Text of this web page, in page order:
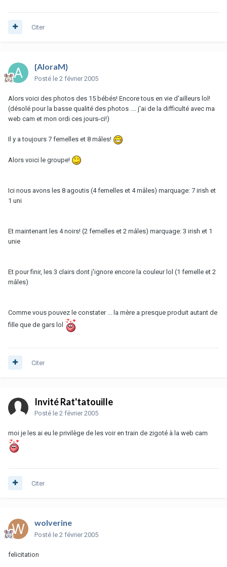
Citer
{AloraM}
Posté le 2 février 2005
Alors voici des photos des 15 bébés! Encore tous en vie d'ailleurs lol!
(désolé pour la basse qualité des photos .... j'ai de la difficulté avec ma
web cam et mon ordi ces jours-ci!)
Il y a toujours 7 femelles et 8 mâles!
Alors voici le groupe!
Ici nous avons les 8 agoutis (4 femelles et 4 mâles) marquage: 7 irish et
1 uni
Et maintenant les 4 noirs! (2 femelles et 2 mâles) marquage: 3 irish et 1
unie
Et pour finir, les 3 clairs dont j'ignore encore la couleur lol (1 femelle et 2
mâles)
Comme vous pouvez le constater ... la mère a presque produit autant de
fille que de gars lol
Citer
Invité Rat'tatouille
Posté le 2 février 2005
moi je les ai eu le privilège de les voir en train de zigoté à la web cam
Citer
wolverine
Posté le 2 février 2005
felicitation